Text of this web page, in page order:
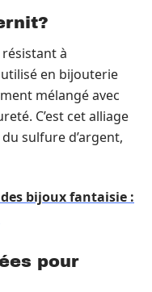
résistant à
utilisé en bijouterie
mélangé avec
C’est cet alliage
sulfure d’argent,
bijoux fantaisie :
pour